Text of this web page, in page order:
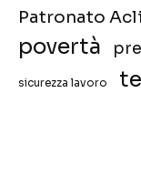
Patronato Acli
povertà
sicurezza lavoro